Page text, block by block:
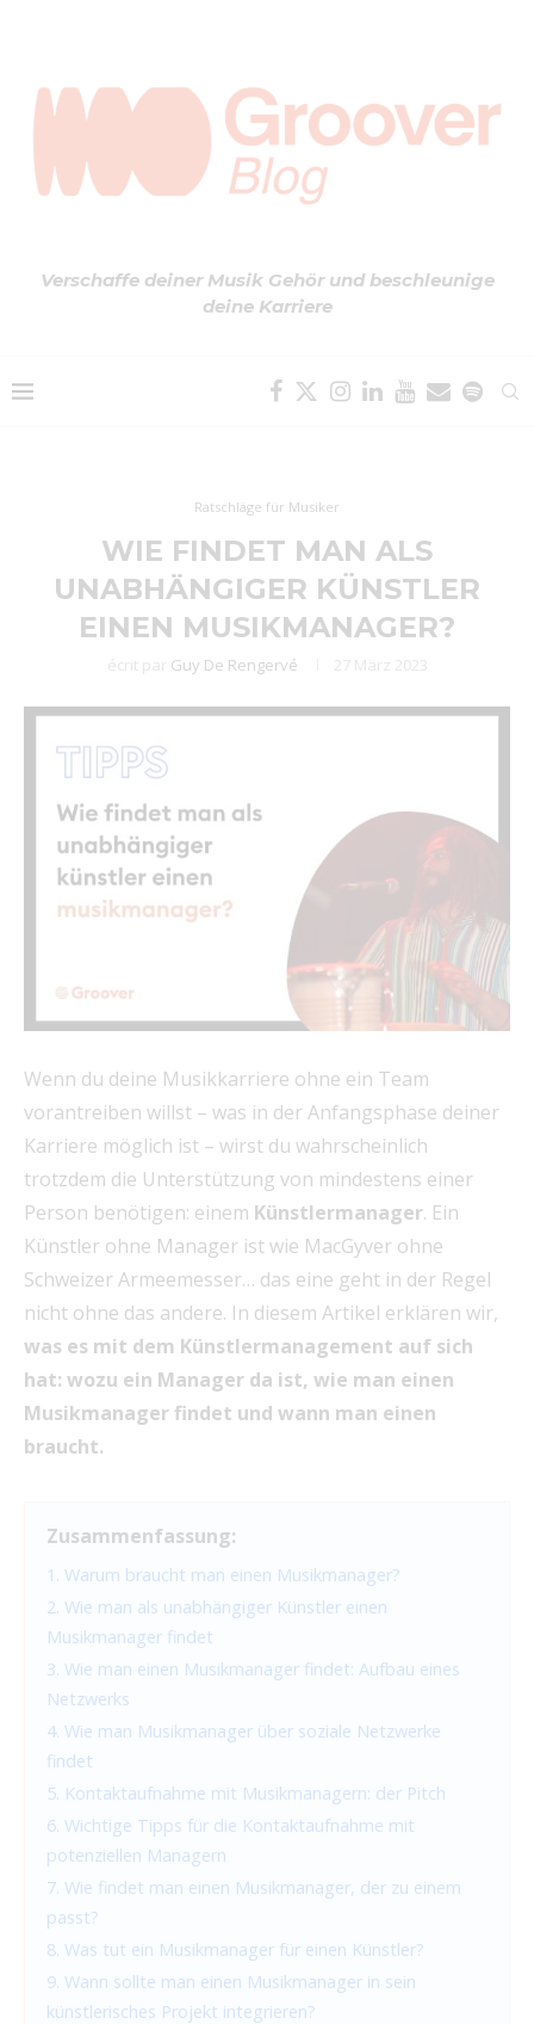
Verschaffe deiner Musik Gehör und beschleunige
deine Karriere
Ratschläge für Musiker
WIE FINDET MAN ALS
UNABHÄNGIGER KÜNSTLER
EINEN MUSIKMANAGER?
écrit par Guy De Rengervé 27 März 2023
Wenn du deine Musikkarriere ohne ein Team
vorantreiben willst – was in der Anfangsphase deiner
Karriere möglich ist – wirst du wahrscheinlich
trotzdem die Unterstützung von mindestens einer
Person benötigen: einem Künstlermanager. Ein
Künstler ohne Manager ist wie MacGyver ohne
Schweizer Armeemesser… das eine geht in der Regel
nicht ohne das andere. In diesem Artikel erklären wir,
was es mit dem Künstlermanagement auf sich
hat: wozu ein Manager da ist, wie man einen
Musikmanager findet und wann man einen
braucht.
Zusammenfassung:
1. Warum braucht man einen Musikmanager?
2. Wie man als unabhängiger Künstler einen
Musikmanager findet
3. Wie man einen Musikmanager findet: Aufbau eines
Netzwerks
4. Wie man Musikmanager über soziale Netzwerke
findet
5. Kontaktaufnahme mit Musikmanagern: der Pitch
6. Wichtige Tipps für die Kontaktaufnahme mit
potenziellen Managern
7. Wie findet man einen Musikmanager, der zu einem
passt?
8. Was tut ein Musikmanager für einen Künstler?
9. Wann sollte man einen Musikmanager in sein
künstlerisches Projekt integrieren?